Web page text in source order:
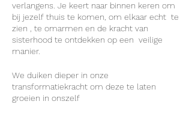
verlangens. Je keert naar binnen keren om
bij jezelf thuis te komen, om elkaar echt te
zien , te omarmen en de kracht van
sisterhood te ontdekken op een veilige
manier.
We duiken dieper in onze
transformatiekracht om deze te laten
groeien in onszelf